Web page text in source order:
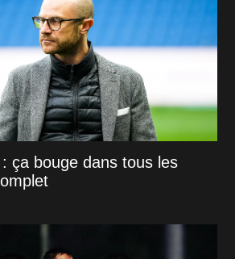
ça bouge dans tous les